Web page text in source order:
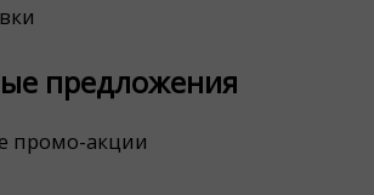
предложения
промо-акции